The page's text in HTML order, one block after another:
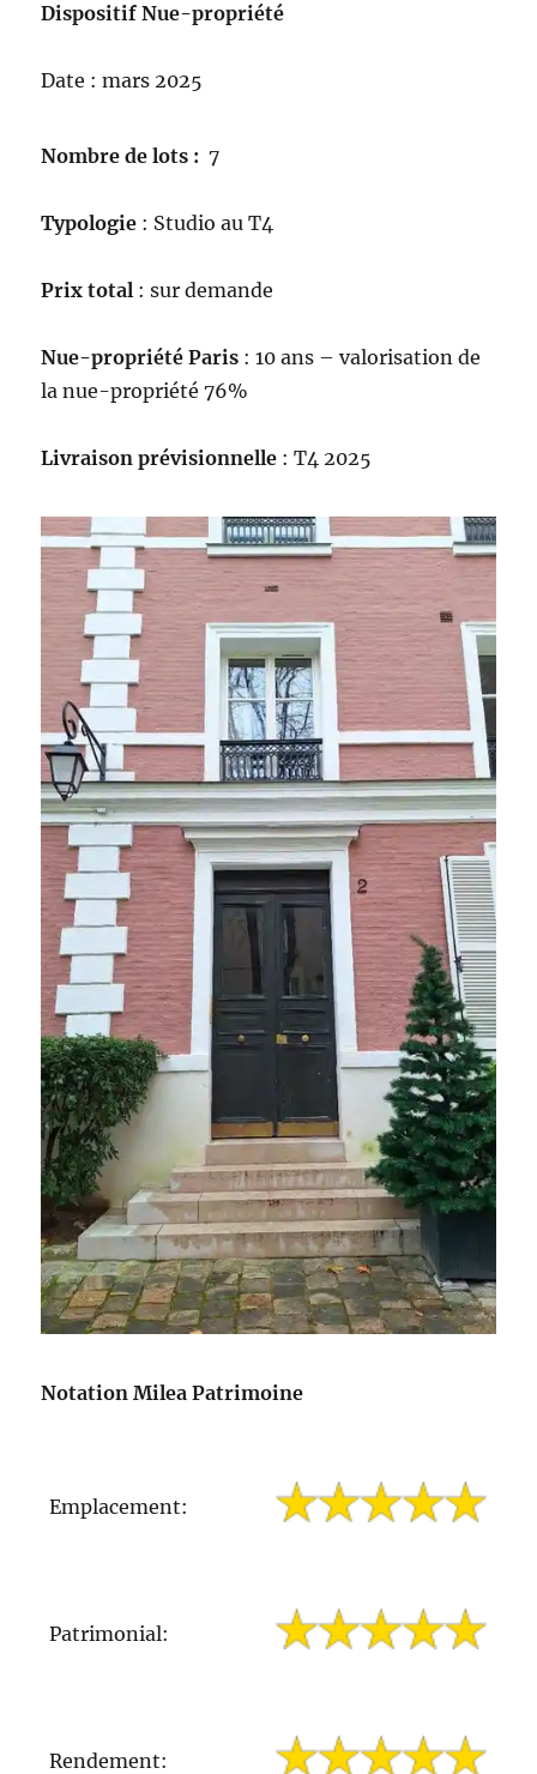
Dispositif Nue-propriété
Date : mars 2025
Nombre de lots : 7
Typologie : Studio au T4
Prix total : sur demande
Nue-propriété Paris : 10 ans – valorisation de
la nue-propriété 76%
Livraison prévisionnelle : T4 2025
Notation Milea Patrimoine
Emplacement:
Patrimonial:
Rendement: